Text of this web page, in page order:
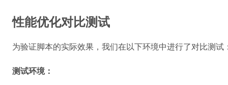
性能优化对比测试
为验证脚本的实际效果，我们在以下环境中进行了对比测试
测试环境：